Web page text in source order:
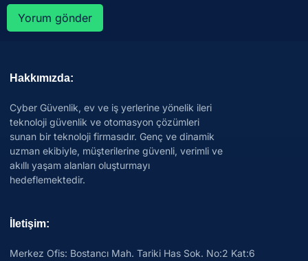
Hakkımızda:
Cyber Güvenlik, ev ve iş yerlerine yönelik ileri
teknoloji güvenlik ve otomasyon çözümleri
sunan bir teknoloji firmasıdır. Genç ve dinamik
uzman ekibiyle, müşterilerine güvenli, verimli ve
akıllı yaşam alanları oluşturmayı
hedeflemektedir.
İletişim:
Merkez Ofis: Bostancı Mah. Tariki Has Sok. No:2 Kat:6